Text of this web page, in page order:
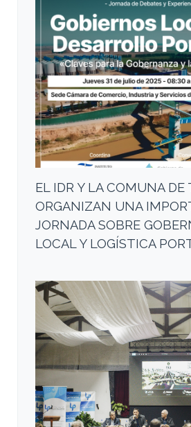
EL IDR Y LA COMUNA DE
ORGANIZAN UNA
JORNADA SOBRE
LOCAL Y LOGÍSTICA